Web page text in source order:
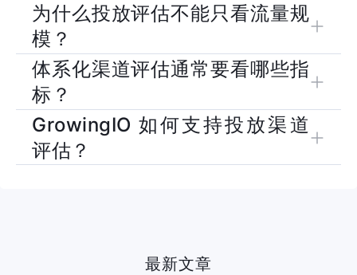
为什么投放评估不能只看流量规
模？
流量规模只能说明渠道带来了多少访问或用户，不能说明这些用
户是否有兴趣、是否转化、是否带来营收贡献。
体系化渠道评估通常要看哪些指
标？
通常要同时看用户量、互动深度、转化率、订单贡献、ROI 和后
续留存等指标，才能判断渠道是否真正高价值。
GrowingIO 如何支持投放渠道
评估？
最新文章